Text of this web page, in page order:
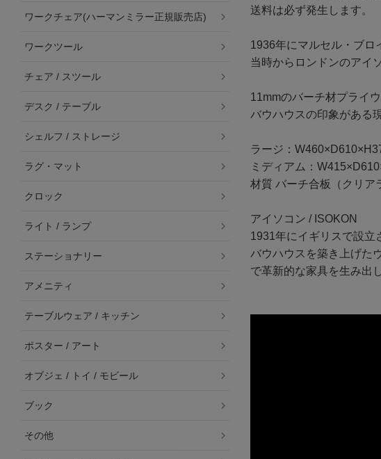
送料は必ず発生します。
1936年にマルセル・ブロ
当時からロンドンのアイ
11mmのバーチ材プライ
バウハウスの印象がある
ラージ：
ミディアム：
材質 バーチ合板（クリア
アイソコン / ISOKON
1931年にイギリスで設立
バウハウスを築き上げた
で革新的な家具を生み出
ワークチェア(ハーマンミラー正規販売店)
ワークツール
チェア / スツール
デスク / テーブル
シェルフ / ストレージ
ラグ・マット
クロック
ライト / ランプ
ステーショナリー
アメニティ
テーブルウェア / キッチン
ポスター / アート
オブジェ / トイ / モビール
ブック
その他